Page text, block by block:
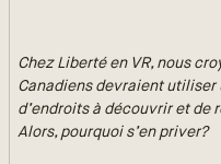
Chez Liberté en VR, nous
Canadiens devraient utiliser
d’endroits à découvrir et de
Alors, pourquoi s’en priver?